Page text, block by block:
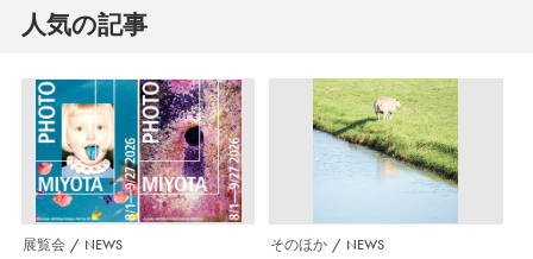
人気の記事
展覧会 NEWS そのほか NEWS